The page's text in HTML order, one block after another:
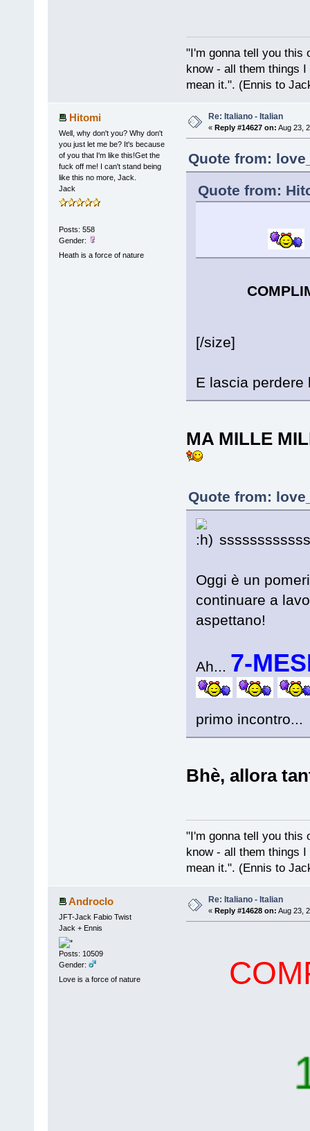
"I'm gonna tell you this
know - all them things
mean it.". (Ennis to
Hitomi
Well, why don't you? Why don't
you just let me be? It's because
of you that I'm like this!Get the
fuck off me! I can't stand being
like this no more, Jack.
Jack
Posts: 558
Gender:
Heath is a force of nature
Re: Italiano - Italian
« Reply #14627 on: Aug 23,
Quote from:
Quote from:
[/size]
E lascia
MA MILLE
Quote from:
Oggi è un
continuare a
aspettano!
Ah... 7-
primo
Bhè, allora
"I'm gonna tell you this
know - all them things
mean it.". (Ennis to
Androclo
JFT-Jack Fabio Twist
Jack + Ennis
Posts: 10509
Gender:
Love is a force of nature
Re: Italiano - Italian
« Reply #14628 on: Aug 23,